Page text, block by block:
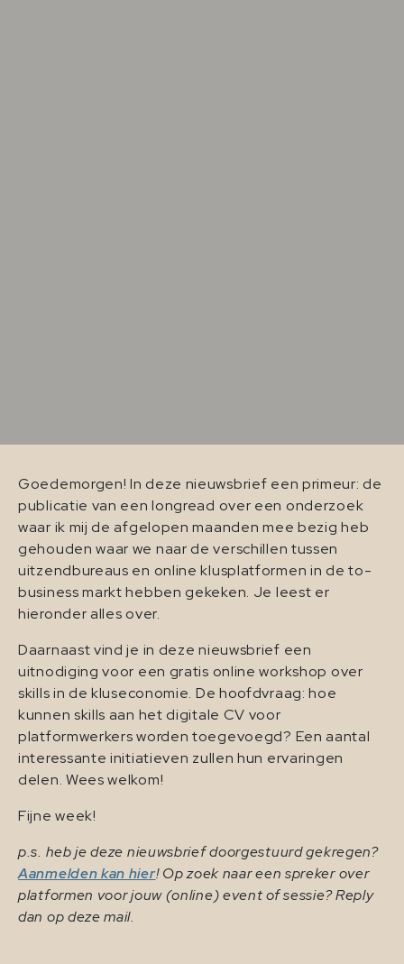
Goedemorgen! In deze nieuwsbrief een primeur: de
publicatie van een longread over een onderzoek
waar ik mij de afgelopen maanden mee bezig heb
gehouden waar we naar de verschillen tussen
uitzendbureaus en online klusplatformen in de to-
business markt hebben gekeken. Je leest er
hieronder alles over.
Daarnaast vind je in deze nieuwsbrief een
uitnodiging voor een gratis online workshop over
skills in de kluseconomie. De hoofdvraag: hoe
kunnen skills aan het digitale CV voor
platformwerkers worden toegevoegd? Een aantal
interessante initiatieven zullen hun ervaringen
delen. Wees welkom!
Fijne week!
p.s. heb je deze nieuwsbrief doorgestuurd gekregen?
Aanmelden kan hier! Op zoek naar een spreker over
platformen voor jouw (online) event of sessie? Reply
dan op deze mail.